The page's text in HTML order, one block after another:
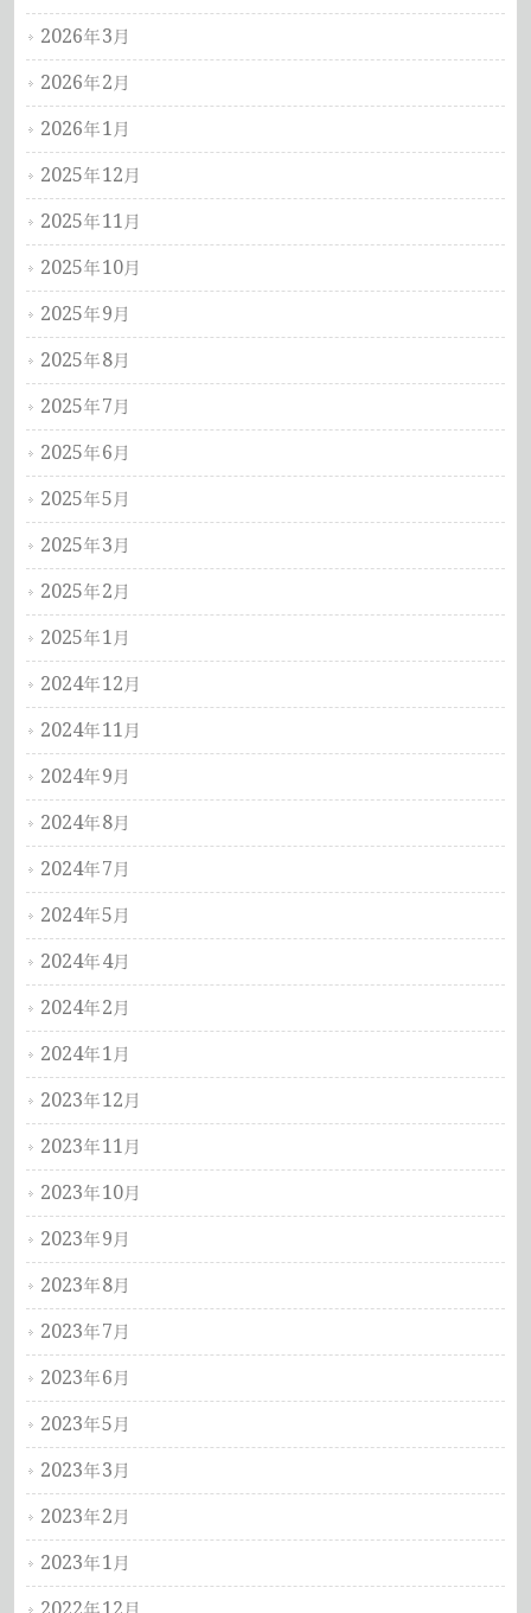
2026年3月
2026年2月
2026年1月
2025年12月
2025年11月
2025年10月
2025年9月
2025年8月
2025年7月
2025年6月
2025年5月
2025年3月
2025年2月
2025年1月
2024年12月
2024年11月
2024年9月
2024年8月
2024年7月
2024年5月
2024年4月
2024年2月
2024年1月
2023年12月
2023年11月
2023年10月
2023年9月
2023年8月
2023年7月
2023年6月
2023年5月
2023年3月
2023年2月
2023年1月